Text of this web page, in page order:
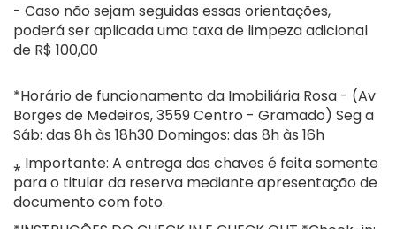
- Caso não sejam seguidas essas orientações,
poderá ser aplicada uma taxa de limpeza adicional
de R$ 100,00
*Horário de funcionamento da Imobiliária Rosa - (Av
Borges de Medeiros, 3559 Centro - Gramado) Seg a
Sáb: das 8h às 18h30 Domingos: das 8h às 16h
⁎ Importante: A entrega das chaves é feita somente
para o titular da reserva mediante apresentação de
documento com foto.